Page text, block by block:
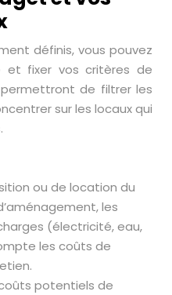
définis, vous pouvez
et fixer vos critères de
de filtrer les
sur les locaux qui
ou de location du
les
(électricité, eau,
les coûts de
potentiels de